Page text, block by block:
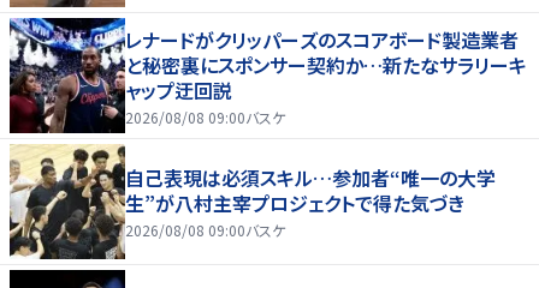
レナードがクリッパーズのスコアボード製造業者
と秘密裏にスポンサー契約か‬…新たなサラリーキ
ャップ迂回説
2026/08/08 09:00バスケ
自己表現は必須スキル…参加者“唯一の大学
生”が八村主宰プロジェクトで得た気づき
2026/08/08 09:00バスケ